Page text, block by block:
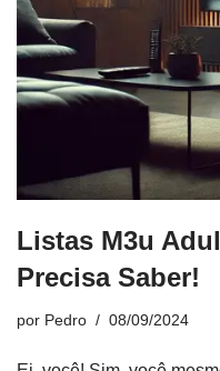
Listas M3u
Precisa Saber!
por Pedro 08/09/2024